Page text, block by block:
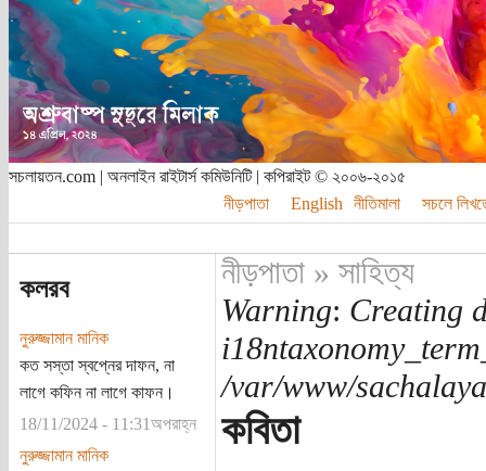
সচলায়তন.com | অনলাইন রাইটার্স কমিউনিটি | কপিরাইট © ২০০৬-২০১৫
নীড়পাতা
English নীতিমালা সচলে
কলরব
নুরুজ্জামান মানিক
কত সস্তা স্বপ্নের দাফন, না
লাগে কফিন না লাগে কাফন।
18/11/2024 - 11:31অপরাহ্ন
নুরুজ্জামান মানিক
নীড়পাতা» সাহিত্য
Warning: Creating
/var/www/
কবিতা